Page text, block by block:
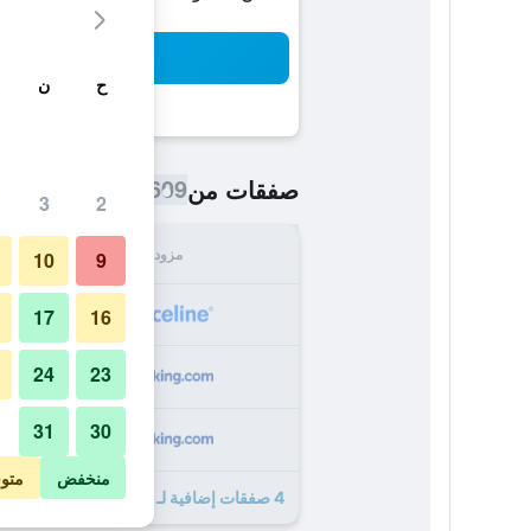
صفقات من609 ﷼
مزود
4 صفقات إضافية لـ باتيو ديل موندو
ح ن
2
3
9
10
16
17
23
24
30
31
منخفض